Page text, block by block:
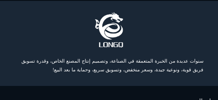
سنوات عديدة من الخبرة المتعمقة في الصناعة، وتصميم إنتاج المصنع الخاص، وقدرة تسويق
فريق قوية، ونوعية جيدة، وسعر منخفض، وتسويق سريع، وحماية ما بعد البيع!